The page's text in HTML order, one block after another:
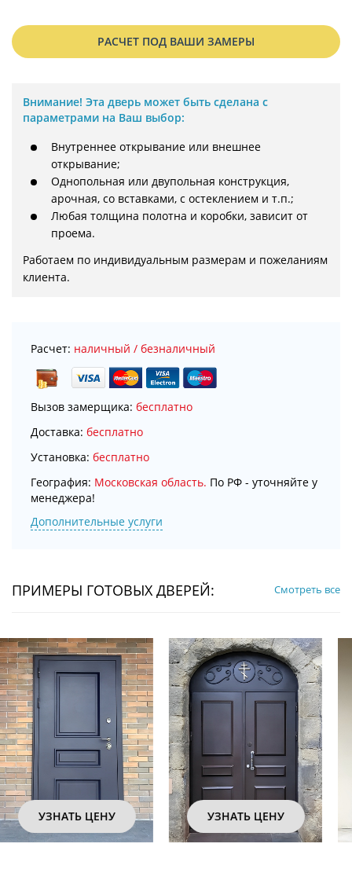
РАСЧЕТ ПОД ВАШИ ЗАМЕРЫ
Внимание! Эта дверь может быть сделана с
параметрами на Ваш выбор:
Внутреннее открывание или внешнее
открывание;
Однопольная или двупольная конструкция,
арочная, со вставками, с остеклением и т.п.;
Любая толщина полотна и коробки, зависит от
проема.
Работаем по индивидуальным размерам и пожеланиям
клиента.
Расчет: наличный / безналичный
Вызов замерщика: бесплатно
Доставка: бесплатно
Установка: бесплатно
География: Московская область. По РФ - уточняйте у
менеджера!
Дополнительные услуги
ПРИМЕРЫ ГОТОВЫХ ДВЕРЕЙ: Смотреть все
УЗНАТЬ ЦЕНУ УЗНАТЬ ЦЕНУ